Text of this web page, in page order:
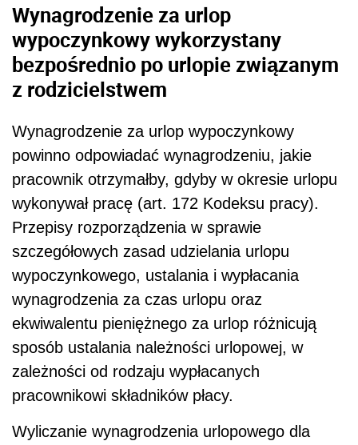
Wynagrodzenie za urlop
wypoczynkowy wykorzystany
bezpośrednio po urlopie związanym
z rodzicielstwem
Wynagrodzenie za urlop wypoczynkowy
powinno odpowiadać wynagrodzeniu, jakie
pracownik otrzymałby, gdyby w okresie urlopu
wykonywał pracę (art. 172 Kodeksu pracy).
Przepisy rozporządzenia w sprawie
szczegółowych zasad udzielania urlopu
wypoczynkowego, ustalania i wypłacania
wynagrodzenia za czas urlopu oraz
ekwiwalentu pieniężnego za urlop różnicują
sposób ustalania należności urlopowej, w
zależności od rodzaju wypłacanych
pracownikowi składników płacy.
Wyliczanie wynagrodzenia urlopowego dla